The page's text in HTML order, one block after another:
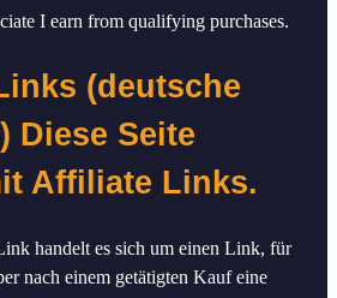
I earn from qualifying purchases.
(deutsche
Diese Seite
Affiliate Links.
handelt es sich um einen Link, für
nach einem getätigten Kauf eine